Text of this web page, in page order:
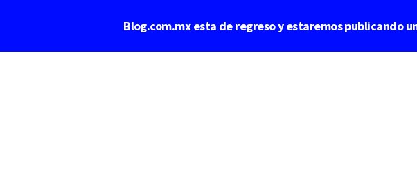
Blog.com.mx esta de regreso y estaremos publicando